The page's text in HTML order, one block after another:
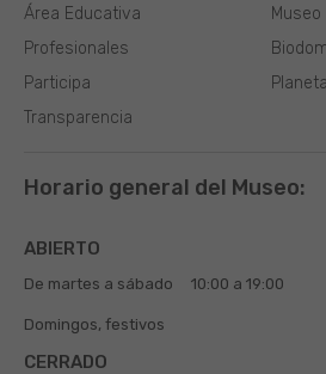
Museo
Área Educativa
Profesionales
Participa
Transparencia
Horario general del Museo:
ABIERTO
De martes a sábado 10:00 a 19:00
Domingos, festivos
CERRADO